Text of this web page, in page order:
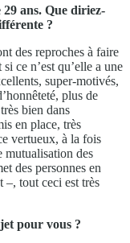
29 ans. Que diriez-
?
des reproches à faire
ce n’est qu’elle a une
super-motivés,
plus de
bien dans
en place, très
vertueux, à la fois
mutualisation des
des personnes en
–, tout ceci est très
pour vous ?